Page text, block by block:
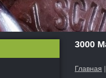
3000
Главная |